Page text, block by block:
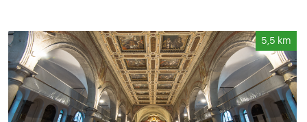
5,5 km